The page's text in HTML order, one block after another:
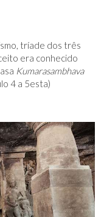
tríade dos três
era conhecido
Kumarasambhava
4 a 5esta)